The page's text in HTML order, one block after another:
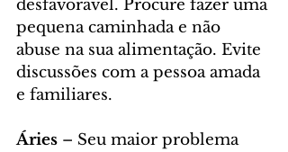
desfavorável. Procure fazer uma
pequena caminhada e não
abuse na sua alimentação. Evite
discussões com a pessoa amada
e familiares.
Áries – Seu maior problema